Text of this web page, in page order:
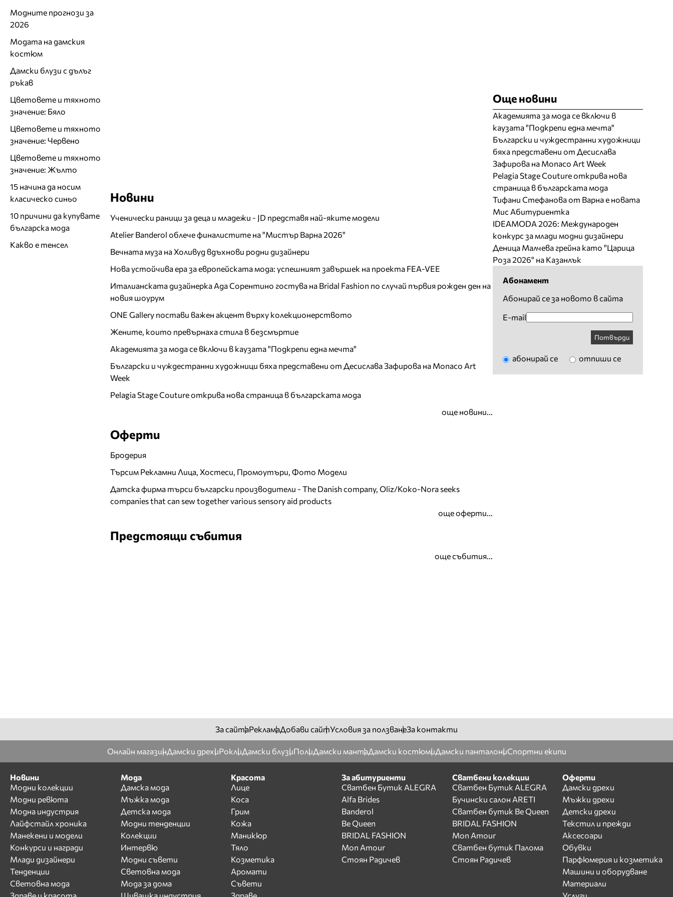
Новини
Ученически раници за деца и младежи - JD представя най-яките модели
Atelier Banderol облече финалистите на "Мистър Варна 2026"
Вечната муза на Холивуд вдъхнови родни дизайнери
Нова устойчива ера за европейската мода: успешният завършек на проекта FEA-VEE
Италианската дизайнерка Ада Сорентино гостува на Bridal Fashion по случай първия рожден ден на
новия шоурум
ONE Gallery постави важен акцент върху колекционерството
Жените, които превърнаха стила в безсмъртие
Академията за мода се включи в каузата "Подкрепи една мечта"
Български и чуждестранни художници бяха представени от Десислава Зафирова на Monaco Art
Week
Pelagia Stage Couture открива нова страница в българската мода
още новини...
Оферти
Бродерия
Търсим Рекламни Лица, Хостеси, Промоутъри, Фото Модели
Датска фирма търси български производители - The Danish company, Oliz/Koko-Nora seeks
companies that can sew together various sensory aid products
още оферти...
Предстоящи събития
още събития...
Модните прогнози за
2026
Модата на дамския
костюм
Дамски блузи с дълъг
ръкав
Цветовете и тяхното
значение: Бяло
Цветовете и тяхното
значение: Червено
Цветовете и тяхното
значение: Жълто
15 начина да носим
класическо синьо
10 причини да купувате
българска мода
Какво е тенсел
Още новини
Академията за мода се включи в
каузата "Подкрепи една мечта"
Български и чуждестранни художници
бяха представени от Десислава
Зафирова на Monaco Art Week
Pelagia Stage Couture открива нова
страница в българската мода
Тифани Стефанова от Варна е новата
Мис Абитуриентка
IDEAMODA 2026: Международен
конкурс за млади модни дизайнери
Деница Малчева грейна като "Царица
Роза 2026" на Казанлък
Абонамент
Абонирай се за новото в сайта
E-mail
Потвърди
абонирай се отпиши се
За сайтаРекламаДобави сайтУсловия за ползванеЗа контакти
Онлайн магазинДамски дрехиРоклиДамски блузиПолиДамски мантаДамски костюмиДамски панталониСпортни екипи
Новини
Модни колекции
Модни ревюта
Модна индустрия
Лайфстайл хроника
Манекени и модели
Конкурси и награди
Млади дизайнери
Тенденции
Световна мода
Мода
Дамска мода
Мъжка мода
Детска мода
Модни тенденции
Колекции
Интервю
Модни съвети
Световна мода
Мода за дома
Красота
Лице
Коса
Грим
Кожа
Маникюр
Тяло
Козметика
Аромати
Съвети
За абитуриенти
Сватбен Бутик ALEGRA
Alfa Brides
Banderol
Be Queen
BRIDAL FASHION
Mon Amour
Стоян Радичев
Сватбени колекции
Сватбен Бутик ALEGRA
Бучински салон ARETI
Сватбен бутик Be Queen
BRIDAL FASHION
Mon Amour
Сватбен бутик Палома
Стоян Радичев
Оферти
Дамски дрехи
Мъжки дрехи
Детски дрехи
Текстил и прежди
Аксесоари
Обувки
Парфюмерия и козметика
Машини и оборудване
Материали